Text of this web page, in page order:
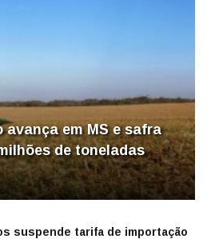
avança em MS e safra
de toneladas
suspende tarifa de importação